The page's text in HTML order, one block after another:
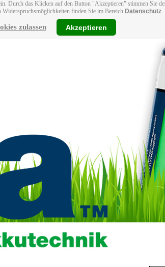
Durch das Klicken auf den Button "Akzeptieren" stimmen Sie
finden Sie im Bereich Datenschutz
zulassen Akzeptieren